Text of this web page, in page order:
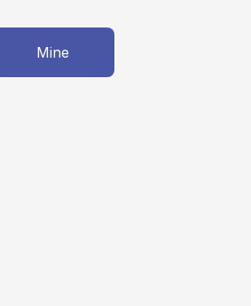
Mine